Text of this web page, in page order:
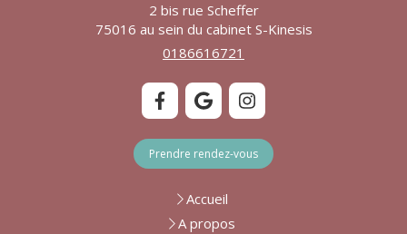
2 bis rue Scheffer
75016 au sein du cabinet S-Kinesis
0186616721
Prendre rendez-vous
Accueil
A propos